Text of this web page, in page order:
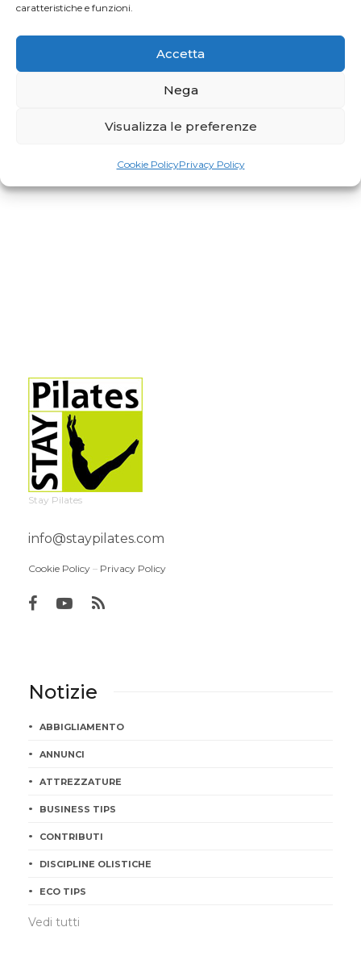
caratteristiche e funzioni.
Accetta
Nega
Visualizza le preferenze
Cookie PolicyPrivacy Policy
Stay Pilates
info@staypilates.com
Cookie Policy – Privacy Policy
Notizie
ABBIGLIAMENTO
ANNUNCI
ATTREZZATURE
BUSINESS TIPS
CONTRIBUTI
DISCIPLINE OLISTICHE
ECO TIPS